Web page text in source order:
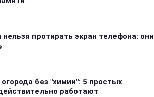
протирать экран телефона: они
без "химии": 5 простых
работают